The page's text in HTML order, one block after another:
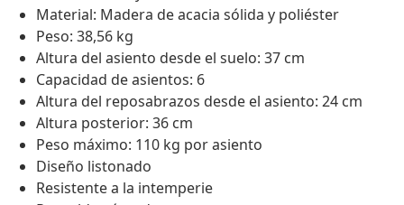
Material: Madera de acacia sólida y poliéster
Peso: 38,56 kg
Altura del asiento desde el suelo: 37 cm
Capacidad de asientos: 6
Altura del reposabrazos desde el asiento: 24 cm
Altura posterior: 36 cm
Peso máximo: 110 kg por asiento
Diseño listonado
Resistente a la intemperie